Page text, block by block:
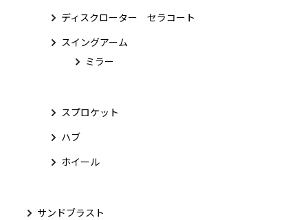
ディスクローター セラコート
スイングアーム
ミラー
スプロケット
ハブ
ホイール
サンドブラスト